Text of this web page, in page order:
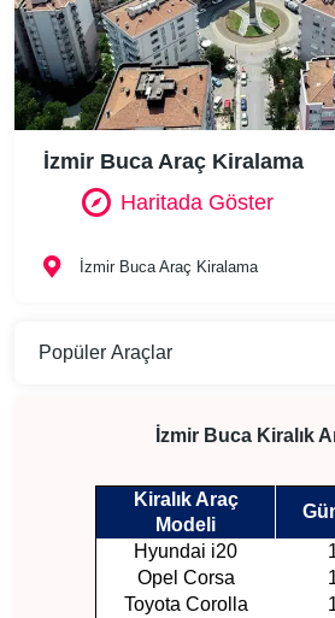
İzmir Buca Kiralık
Kiralık Araç
Modeli
Hyundai i20
Opel Corsa
Toyota Corolla
İzmir Buca Araç Kiralama
Haritada Göster
İzmir Buca Araç Kiralama
Popüler Araçlar